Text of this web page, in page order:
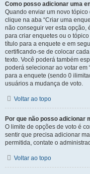
Como posso adicionar uma
Quando enviar um novo
clique na aba “Criar uma
não conseguir ver esta opção,
para criar enquetes ou o
título para a enquete e em
certificando-se de colocar
texto. Você poderá também
poderá selecionar ao votar em
para a enquete (sendo 0
usuários a mudança de voto.
Voltar ao topo
Por que não posso adicionar
O limite de opções de voto é
sentir que precisa adicionar
permitida, contate o
Voltar ao topo